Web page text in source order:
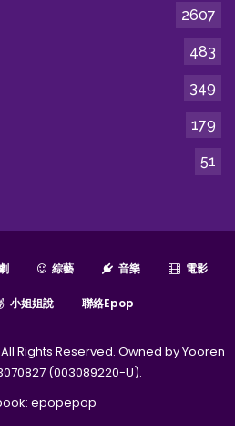
2607
483
349
179
51
綜藝 音樂 電影
小姐姐說 聯絡epop
Rights Reserved. Owned by Yooren
(003089220-U).
epopepop